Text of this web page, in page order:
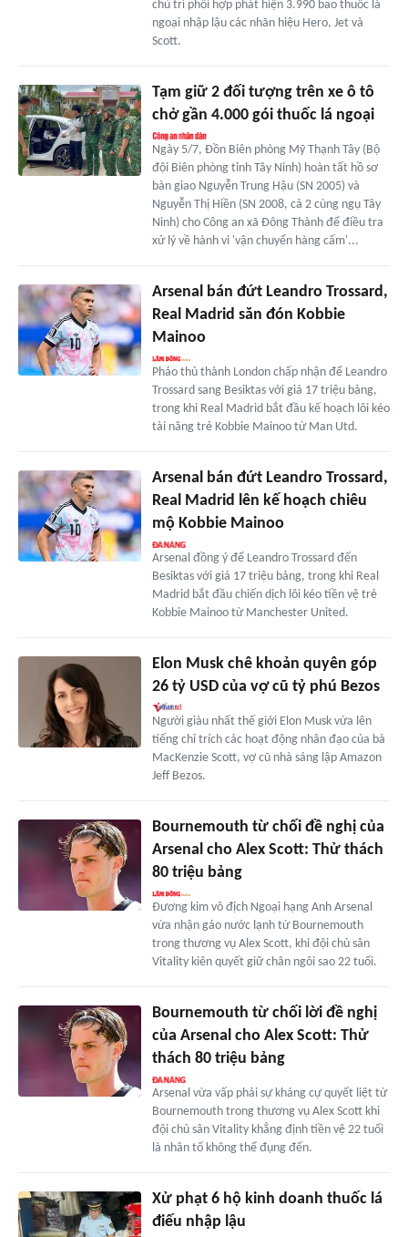
chủ trì phối hợp phát hiện 3.990 bao thuốc lá
ngoại nhập lậu các nhãn hiệu Hero, Jet và
Scott.
Tạm giữ 2 đối tượng trên xe ô tô
chở gần 4.000 gói thuốc lá ngoại
Ngày 5/7, Đồn Biên phòng Mỹ Thạnh Tây (Bộ
đội Biên phòng tỉnh Tây Ninh) hoàn tất hồ sơ
bàn giao Nguyễn Trung Hậu (SN 2005) và
Nguyễn Thị Hiền (SN 2008, cả 2 cùng ngụ Tây
Ninh) cho Công an xã Đông Thành để điều tra
xử lý về hành vi 'vận chuyển hàng cấm'...
Arsenal bán đứt Leandro Trossard,
Real Madrid săn đón Kobbie
Mainoo
Pháo thủ thành London chấp nhận để Leandro
Trossard sang Besiktas với giá 17 triệu bảng,
trong khi Real Madrid bắt đầu kế hoạch lôi kéo
tài năng trẻ Kobbie Mainoo từ Man Utd.
Arsenal bán đứt Leandro Trossard,
Real Madrid lên kế hoạch chiêu
mộ Kobbie Mainoo
Arsenal đồng ý để Leandro Trossard đến
Besiktas với giá 17 triệu bảng, trong khi Real
Madrid bắt đầu chiến dịch lôi kéo tiền vệ trẻ
Kobbie Mainoo từ Manchester United.
Elon Musk chê khoản quyên góp
26 tỷ USD của vợ cũ tỷ phú Bezos
Người giàu nhất thế giới Elon Musk vừa lên
tiếng chỉ trích các hoạt động nhân đạo của bà
MacKenzie Scott, vợ cũ nhà sáng lập Amazon
Jeff Bezos.
Bournemouth từ chối đề nghị của
Arsenal cho Alex Scott: Thử thách
80 triệu bảng
Đương kim vô địch Ngoại hạng Anh Arsenal
vừa nhận gáo nước lạnh từ Bournemouth
trong thương vụ Alex Scott, khi đội chủ sân
Vitality kiên quyết giữ chân ngôi sao 22 tuổi.
Bournemouth từ chối lời đề nghị
của Arsenal cho Alex Scott: Thử
thách 80 triệu bảng
Arsenal vừa vấp phải sự kháng cự quyết liệt từ
Bournemouth trong thương vụ Alex Scott khi
đội chủ sân Vitality khẳng định tiền vệ 22 tuổi
là nhân tố không thể đụng đến.
Xử phạt 6 hộ kinh doanh thuốc lá
điếu nhập lậu